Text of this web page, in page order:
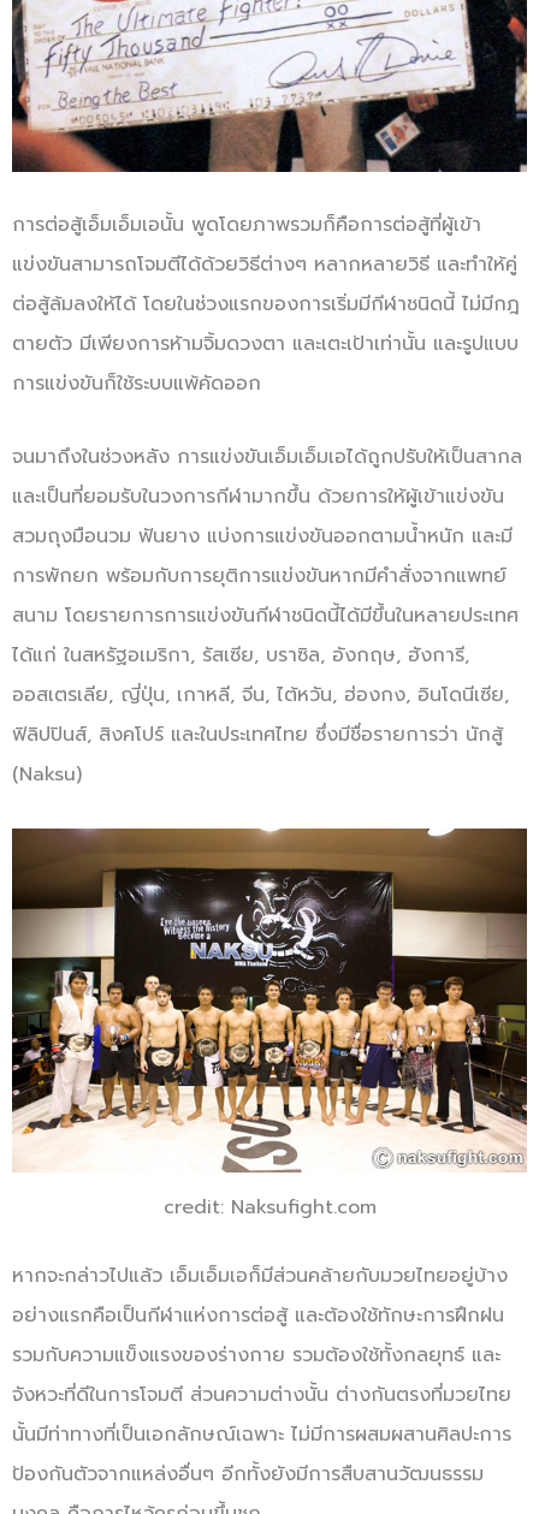
การต่อสู้เอ็มเอ็มเอนั้น พูดโดยภาพรวมก็คือการต่อสู้ที่ผู้เข้า
แข่งขันสามารถโจมตีได้ด้วยวิธีต่างๆ หลากหลายวิธี และทำให้คู่
ต่อสู้ล้มลงให้ได้ โดยในช่วงแรกของการเริ่มมีกีฬาชนิดนี้ ไม่มีกฎ
ตายตัว มีเพียงการห้ามจิ้มดวงตา และเตะเป้าเท่านั้น และรูปแบบ
การแข่งขันก็ใช้ระบบแพ้คัดออก
จนมาถึงในช่วงหลัง การแข่งขันเอ็มเอ็มเอได้ถูกปรับให้เป็นสากล
และเป็นที่ยอมรับในวงการกีฬามากขึ้น ด้วยการให้ผู้เข้าแข่งขัน
สวมถุงมือนวม ฟันยาง แบ่งการแข่งขันออกตามน้ำหนัก และมี
การพักยก พร้อมกับการยุติการแข่งขันหากมีคำสั่งจากแพทย์
สนาม โดยรายการการแข่งขันกีฬาชนิดนี้ได้มีขึ้นในหลายประเทศ
ได้แก่ ในสหรัฐอเมริกา, รัสเซีย, บราซิล, อังกฤษ, ฮังการี,
ออสเตรเลีย, ญี่ปุ่น, เกาหลี, จีน, ไต้หวัน, ฮ่องกง, อินโดนีเซีย,
ฟิลิปปินส์, สิงคโปร์ และในประเทศไทย ซึ่งมีชื่อรายการว่า นักสู้
(Naksu)
credit: Naksufight.com
หากจะกล่าวไปแล้ว เอ็มเอ็มเอก็มีส่วนคล้ายกับมวยไทยอยู่บ้าง
อย่างแรกคือเป็นกีฬาแห่งการต่อสู้ และต้องใช้ทักษะการฝึกฝน
รวมกับความแข็งแรงของร่างกาย รวมต้องใช้ทั้งกลยุทธ์ และ
จังหวะที่ดีในการโจมตี ส่วนความต่างนั้น ต่างกันตรงที่มวยไทย
นั้นมีท่าทางที่เป็นเอกลักษณ์เฉพาะ ไม่มีการผสมผสานศิลปะการ
ป้องกันตัวจากแหล่งอื่นๆ อีกทั้งยังมีการสืบสานวัฒนธรรม